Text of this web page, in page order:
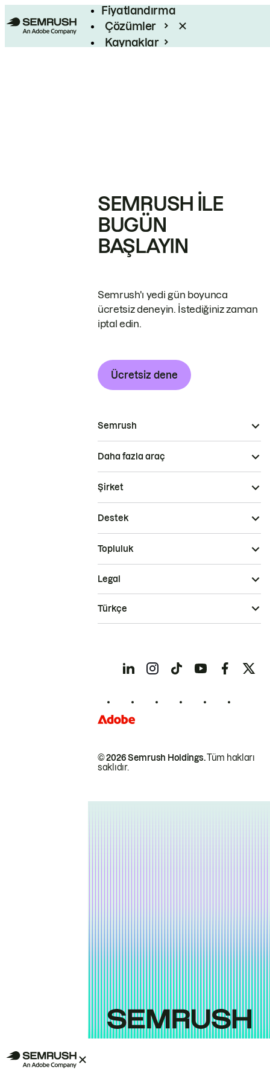
Fiyatlandırma
Çözümler
Kaynaklar
SEMRUSH ILE
BUGÜN
BAŞLAYIN
Semrush'ı yedi gün boyunca
ücretsiz deneyin. İstediğiniz zaman
iptal edin.
Ücretsiz dene
Semrush
Daha fazla araç
Şirket
Destek
Topluluk
© 2026 Semrush Holdings.Tüm hakları
saklıdır.
Legal
Türkçe